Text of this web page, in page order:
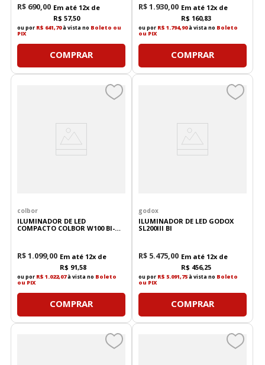
R$ 690 00 Em até 12x de
R$ 57,50
ou por R$ 641,70à vista no Boleto ou
PIX
COMPRAR
R$1.930 00 Em até 12x de
R$ 160,83
ou por R$ 1.794,90à vista no Boleto
ou PIX
COMPRAR
colbor
ILUMINADOR DE LED
COMPACTO COLBOR W100 BI-
R$1.099, 00 Em até 12x de
R$ 91,58
ou por R$ 1.022,07à vista no Boleto
ou PIX
COMPRAR
godox
ILUMINADOR DE LED GODOX
SL200III BI
R$ 5.475 00 Em até 12x de
R$ 456,25
ou por R$ 5.091,75à vista no Boleto
ou PIX
COMPRAR